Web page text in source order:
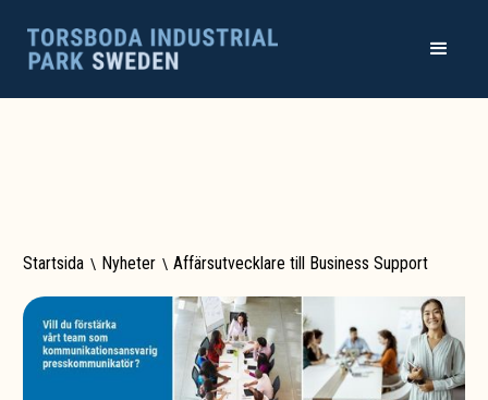
Startsida \ Nyheter \ Affärsutvecklare till Business Support